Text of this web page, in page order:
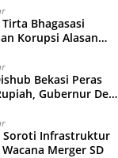
Bhagasasi
Korupsi Alasan
Bekasi Peras
Gubernur Dedi
Soroti Infrastruktur
Merger SD